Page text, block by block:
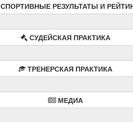
СПОРТИВНЫЕ РЕЗУЛЬТАТЫ И
СУДЕЙСКАЯ ПРАКТИКА
ТРЕНЕРСКАЯ ПРАКТИКА
МЕДИА